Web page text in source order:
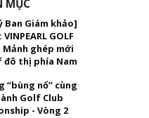
MỤC
Ban Giám khảo]
GOLF
Mảnh ghép mới
đô thị phía Nam
“bùng nổ” cùng
Golf Club
- Vòng 2